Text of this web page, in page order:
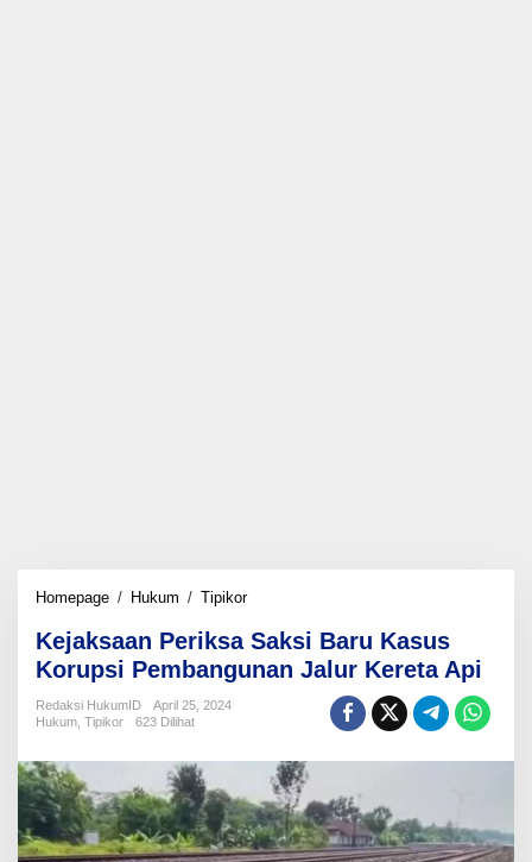
Homepage / Hukum / TipikorKejaksaan
Saksi
Baru
Kasus
Pembangunan
Kereta
Kejaksaan Periksa Saksi Baru Kasus
Korupsi Pembangunan Jalur Kereta Api
Redaksi HukumID
April 25, 2024
Hukum Tipikor 623 Dilihat